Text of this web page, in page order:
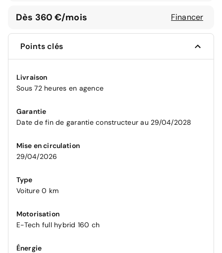
Dès 360 €/mois Financer
Points clés
Livraison
Sous 72 heures en agence
Garantie
Date de fin de garantie constructeur au 29/04/2028
Mise en circulation
29/04/2026
Type
Voiture 0 km
Motorisation
E-Tech full hybrid 160 ch
Énergie